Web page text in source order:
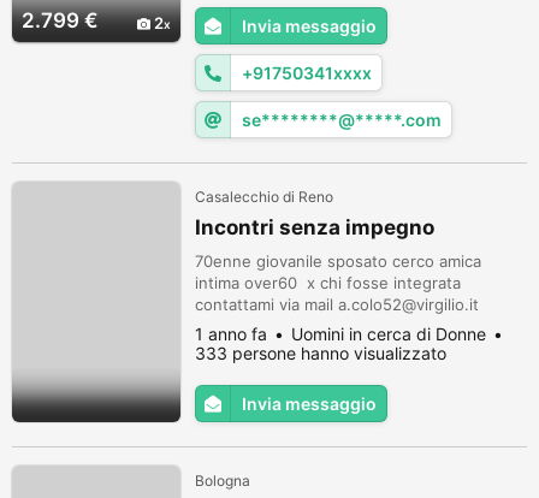
2.799 € 2
reliable protection while maintaining a
polished look in every kitchen, café, or
creative workspace.
Invia messaggio
+91750341xxxx
se********@*****.com
Casalecchio di Reno
Incontri senza impegno
70enne giovanile sposato cerco amica
intima over60 x chi fosse integrata
contattami via mail a.colo52@virgilio.it
1 anno fa
Uomini in cerca di Donne
333 persone hanno visualizzato
Invia messaggio
Bologna